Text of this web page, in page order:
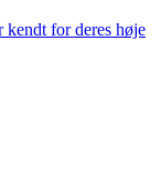
for deres høje